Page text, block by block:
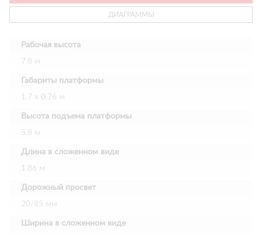
ДИАГРАММЫ
Рабочая высота
7.8 м
Габариты платформы
1.7 х 0.76 м
Высота подъема платформы
5.8 м
Длина в сложенном виде
1.86 м
Дорожный просвет
20/85 мм
Ширина в сложенном виде